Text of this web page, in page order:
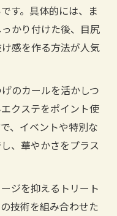
す。具体的には、ま
かり付けた後、目尻
感を作る方法が人気
のカールを活かしつ
クステをポイント使
、イベントや特別な
、華やかさをプラス
ジを抑えるトリート
技術を組み合わせた